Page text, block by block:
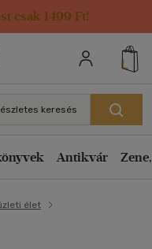
csak 1499 Ft!
keresés
Antikvár
élet